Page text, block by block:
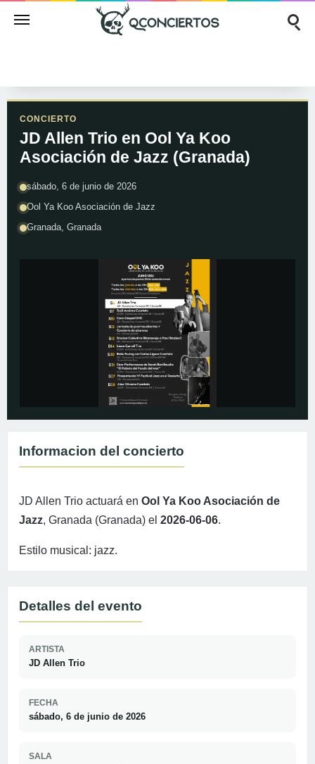
CONCIERTO
JD Allen Trio en Ool Ya Koo
Asociación de Jazz (Granada)
sábado, 6 de junio de 2026
Ool Ya Koo Asociación de Jazz
Granada, Granada
Informacion del concierto
JD Allen Trio actuará en Ool Ya Koo Asociación de
Jazz, Granada (Granada) el 2026-06-06.
Estilo musical: jazz.
Detalles del evento
ARTISTA
JD Allen Trio
FECHA
sábado, 6 de junio de 2026
SALA